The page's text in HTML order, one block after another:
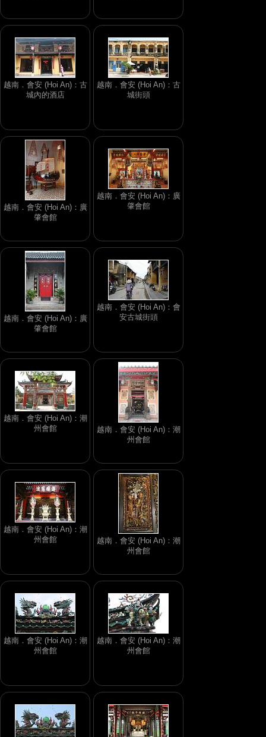
越南．會安 (Hoi An)：古
城內的酒店
越南．會安 (Hoi An)：古
城街頭
越南．會安 (Hoi An)：廣
肇會館
越南．會安 (Hoi An)：廣
肇會館
越南．會安 (Hoi An)：廣
肇會館
越南．會安 (Hoi An)：會
安古城街頭
越南．會安 (Hoi An)：潮
州會館
越南．會安 (Hoi An)：潮
州會館
越南．會安 (Hoi An)：潮
州會館
越南．會安 (Hoi An)：潮
州會館
越南．會安 (Hoi An)：潮
州會館
越南．會安 (Hoi An)：潮
州會館